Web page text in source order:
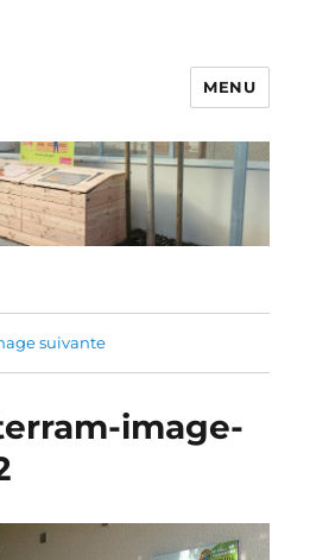
MENU
suivante
image-